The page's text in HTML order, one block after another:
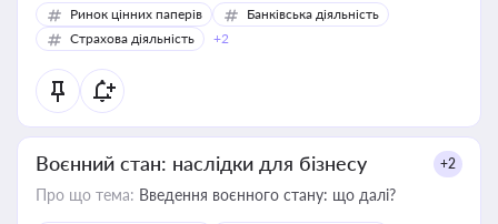
Ринок цінних паперів
Банківська діяльність
Страхова діяльність
+2
Воєнний стан: наслідки для бізнесу +2
Про що тема: Введення воєнного стану: що далі?